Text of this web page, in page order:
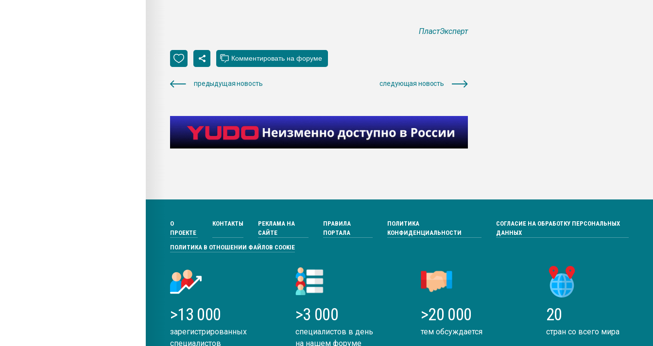
ПластЭксперт
предыдущая новость следующая новость
О
ПРОЕКТЕ
КОНТАКТЫ
РЕКЛАМА НА
САЙТЕ
ПРАВИЛА
ПОРТАЛА
ПОЛИТИКА
КОНФИДЕНЦИАЛЬНОСТИ
СОГЛАСИЕ НА ОБРАБОТКУ ПЕРСОНАЛЬНЫХ
ДАННЫХ
ПОЛИТИКА В ОТНОШЕНИИ ФАЙЛОВ COOKIE
>13 000
зарегистрированных
специалистов
>3 000
специалистов в день
на нашем форуме
>20 000
тем обсуждается
20
стран со всего мира